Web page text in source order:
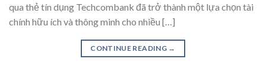
qua thẻ tín dụng Techcombank đã trở thành một lựa chọn tài
chính hữu ích và thông minh cho nhiều […]
CONTINUE READING →